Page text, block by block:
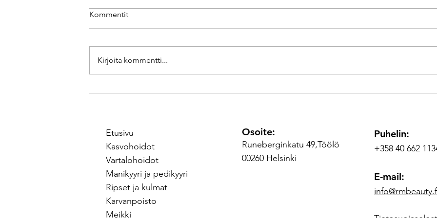
Kommentit
Kirjoita kommentti...
Etusivu
Kasvohoidot
Vartalohoidot
Manikyyri ja pedikyyri
Ripset ja kulmat
Karvanpoisto
Meikki
Osoite:
Runeberginkatu 49,Töölö
00260 Helsinki
Puhelin:
+358 40 662
E-mail: